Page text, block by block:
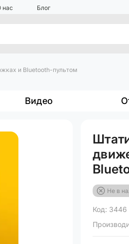
нас Блог
и Bluetooth-пультом
Видео
Не в
Код: 3446